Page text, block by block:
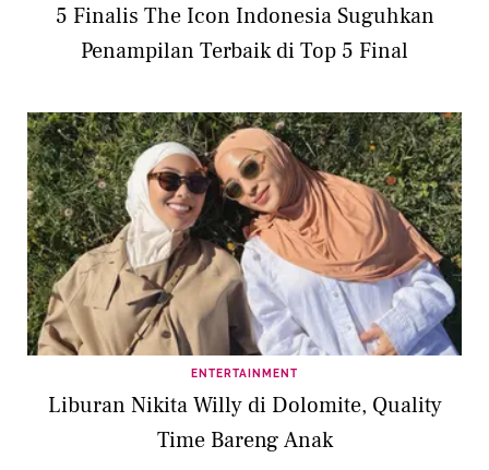
5 Finalis The Icon Indonesia Suguhkan
Penampilan Terbaik di Top 5 Final
ENTERTAINMENT
Liburan Nikita Willy di Dolomite, Quality
Time Bareng Anak